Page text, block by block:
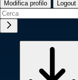
Modifica profilo Logout